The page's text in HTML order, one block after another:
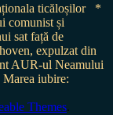
ticăloșilor
*
comunist și
sat față de
expulzat din
AUR-ul Neamului
iubire:
Themes.